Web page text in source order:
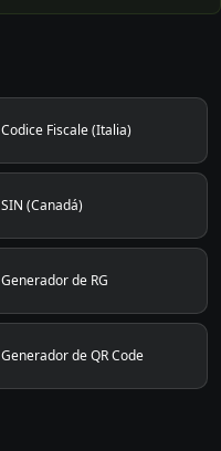
Codice Fiscale (Italia)
SIN (Canadá)
Generador de RG
Generador de QR Code